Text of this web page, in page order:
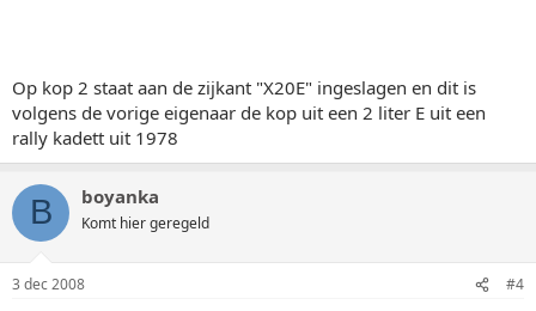
Op kop 2 staat aan de zijkant "X20E" ingeslagen en dit is
volgens de vorige eigenaar de kop uit een 2 liter E uit een
rally kadett uit 1978
B boyanka
Komt hier geregeld
3 dec 2008 #4